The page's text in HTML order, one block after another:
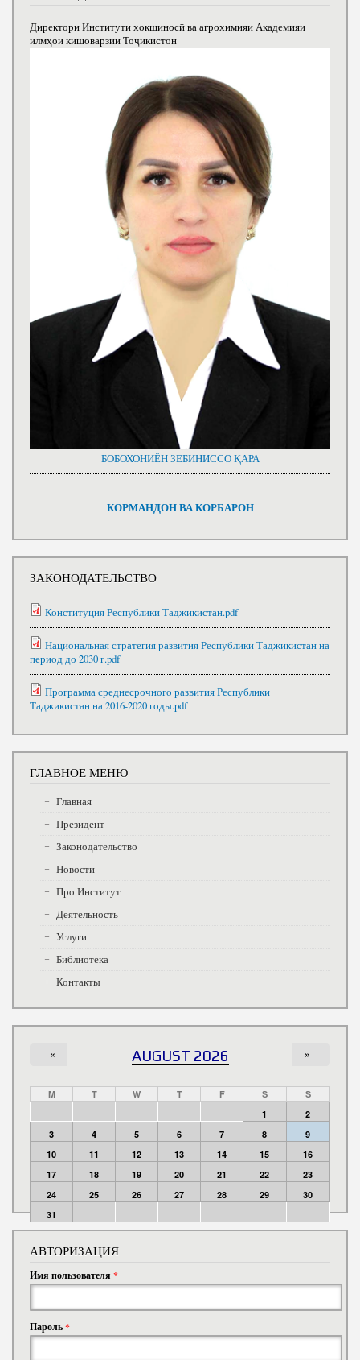
Директори Институти хокшиносӣ ва агрохимияи Академияи
илмҳои кишоварзии Тоҷикистон
БОБОХОНИЁН ЗЕБИНИССО ҚАРА
КОРМАНДОН ВА КОРБАРОН
ЗАКОНОДАТЕЛЬСТВО
Конституция Республики Таджикистан.pdf
Национальная стратегия развития Республики Таджикистан на
период до 2030 г.pdf
Программа среднесрочного развития Республики
Таджикистан на 2016-2020 годы.pdf
ГЛАВНОЕ МЕНЮ
Главная
Президент
Законодательство
Новости
Про Институт
Деятельность
Услуги
Библиотека
Контакты
AUGUST 2026
« »
M T W T F S
S
1
2
3
4 5 6 7 8
9
10
11 12 13 14 15
16
17
18 19 20 21 22
23
24
25 26 27 28 29
30
31
АВТОРИЗАЦИЯ
Имя пользователя *
Пароль*